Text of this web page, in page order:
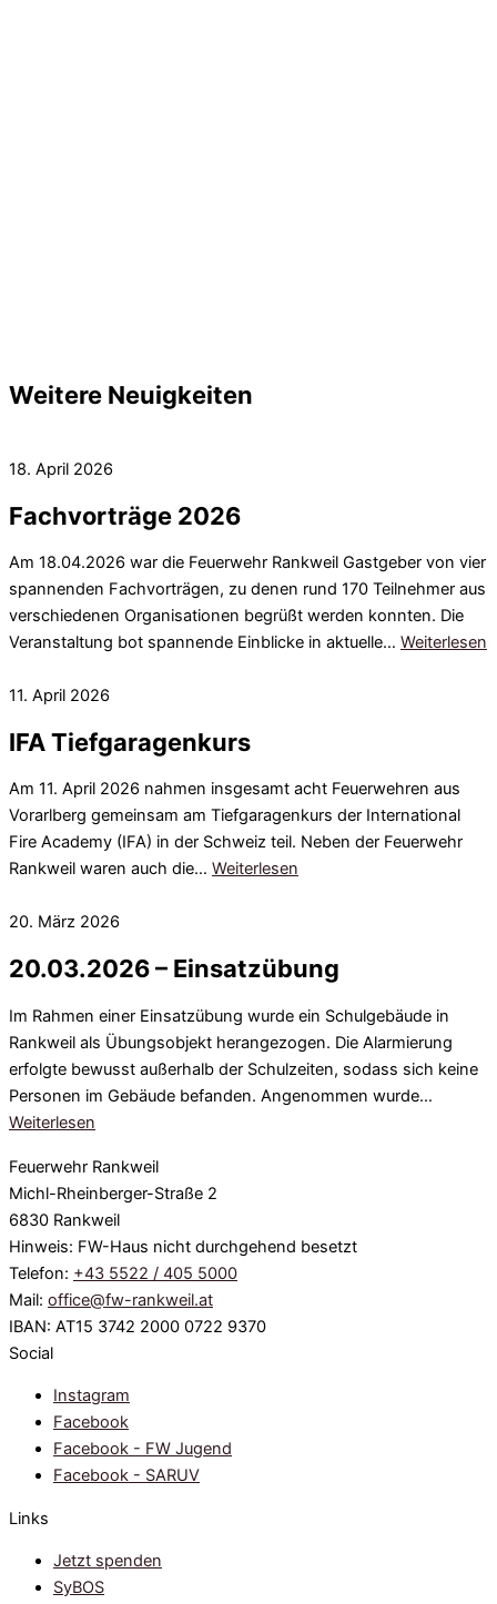
Weitere Neuigkeiten
18. April 2026
Fachvorträge 2026
Am 18.04.2026 war die Feuerwehr Rankweil Gastgeber von vier
spannenden Fachvorträgen, zu denen rund 170 Teilnehmer aus
verschiedenen Organisationen begrüßt werden konnten. Die
Veranstaltung bot spannende Einblicke in aktuelle… Weiterlesen
11. April 2026
IFA Tiefgaragenkurs
Am 11. April 2026 nahmen insgesamt acht Feuerwehren aus
Vorarlberg gemeinsam am Tiefgaragenkurs der International
Fire Academy (IFA) in der Schweiz teil. Neben der Feuerwehr
Rankweil waren auch die… Weiterlesen
20. März 2026
20.03.2026 – Einsatzübung
Im Rahmen einer Einsatzübung wurde ein Schulgebäude in
Rankweil als Übungsobjekt herangezogen. Die Alarmierung
erfolgte bewusst außerhalb der Schulzeiten, sodass sich keine
Personen im Gebäude befanden. Angenommen wurde…
Weiterlesen
Feuerwehr Rankweil
Michl-Rheinberger-Straße 2
6830 Rankweil
Hinweis: FW-Haus nicht durchgehend besetzt
Telefon: +43 5522 / 405 5000
Mail: office@fw-rankweil.at
IBAN: AT15 3742 2000 0722 9370
Social
Instagram
Facebook
Facebook - FW Jugend
Facebook - SARUV
Links
Jetzt spenden
SyBOS